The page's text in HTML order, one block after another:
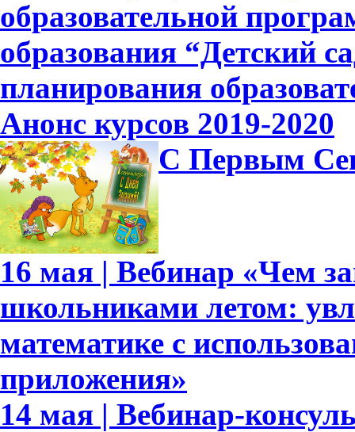
образовательной
образования “Детский
планирования
Анонс курсов 2019-2020
С Первым
16 мая | Вебинар «Чем
школьниками летом:
математике с
приложения»
14 мая | Вебинар-